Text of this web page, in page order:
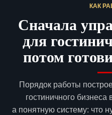
КАК
Сначала
для
потом
Порядок работы
гостиничного
а понятную систему: что